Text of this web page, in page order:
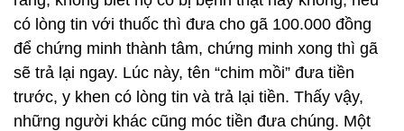
có lòng tin với thuốc thì đưa cho gã 100.000 đồng
để chứng minh thành tâm, chứng minh xong thì gã
sẽ trả lại ngay. Lúc này, tên “chim mồi” đưa tiền
trước, y khen có lòng tin và trả lại tiền. Thấy vậy,
những người khác cũng móc tiền đưa chúng. Một